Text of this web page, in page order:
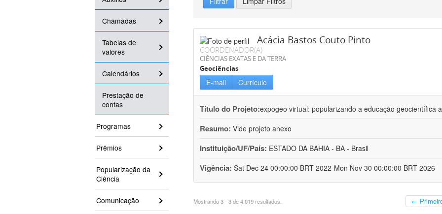
Chamadas
Tabelas de
valores
Calendários
Prestação de
contas
Programas
Prêmios
Popularização da
Ciência
Comunicação
Acácia Bastos Couto Pinto
COORDENADOR(A)
CIÊNCIAS EXATAS E DA TERRA
Geociências
E-mail Currículo
Título do Projeto:expogeo virtual: popularizando a educação geocientífica
Resumo: Vide projeto anexo
Instituição/UF/País: ESTADO DA BAHIA - BA - Brasil
Vigência: Sat Dec 24 00:00:00 BRT 2022-Mon Nov 30 00:00:00 BRT 2026
Mostrando 3 - 3 de 4.019 resultados. ←